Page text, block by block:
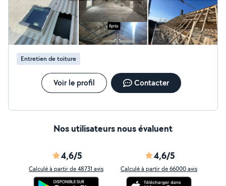
Entretien de toiture
Voir le profil Contacter
Nos utilisateurs nous évaluent
4,6/5
Calculé à partir de 48731 avis
4,6/5
Calculé à partir de 66000 avis